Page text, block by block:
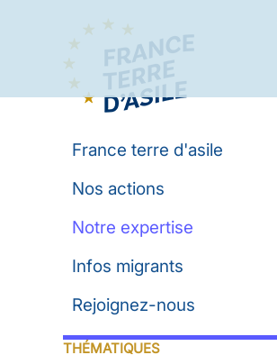
France terre d'asile
Nos actions
Notre expertise
Infos migrants
Rejoignez-nous
THÉMATIQUES